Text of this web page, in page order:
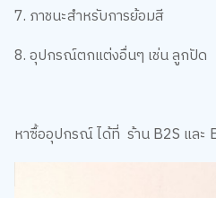
7. ภาชนะสำหรับการย้อมสี
8. อุปกรณ์ตกแต่งอื่นๆ เช่น ลูกปัด
หาซื้ออุปกรณ์ ได้ที่ ร้าน B2S และ